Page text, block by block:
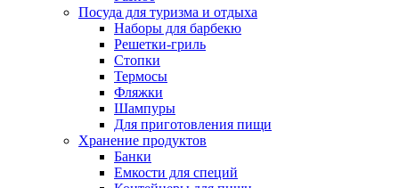
Посуда для туризма и отдыха
Наборы для барбекю
Решетки-гриль
Стопки
Термосы
Фляжки
Шампуры
Для приготовления пищи
Хранение продуктов
Банки
Емкости для специй